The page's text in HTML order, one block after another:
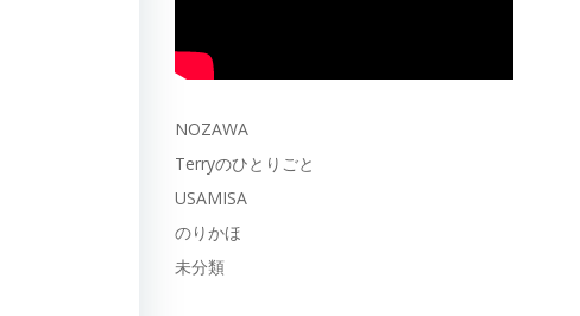
NOZAWA
Terryのひとりごと
USAMISA
のりかほ
未分類